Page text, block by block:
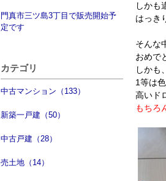
門真市三ツ島3丁目で販売開始予
定です
カテゴリ
中古マンション（133）
新築一戸建（50）
中古戸建（28）
売土地（14）
しかも
はっき
そんな
おめで
しかも、
1等は
高いド
もちろ